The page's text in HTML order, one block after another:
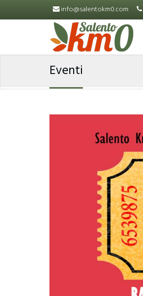
Salta al contenuto principaleinfo@salentokm0.com
Eventi